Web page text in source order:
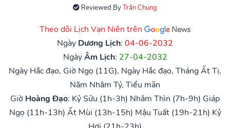
Reviewed ByTrần Chung
Theo dõi Lịch Vạn Niên trên
Ngày Dương Lịch: 04-06-2032
NgàyÂm Lịch: 27-04-2032
Ngày Hắc đạo, Giờ Ngọ (11G), Ngày Hắc đạo, Tháng Ất Tị,
Năm Nhâm Tý, Tiểu mãn
Giờ Hoàng Đạo: Kỷ Sửu (1h-3h) Nhâm Thìn (7h-9h) Giáp
Ngọ (11h-13h) Ất Mùi (13h-15h) Mậu Tuất (19h-21h) Kỷ